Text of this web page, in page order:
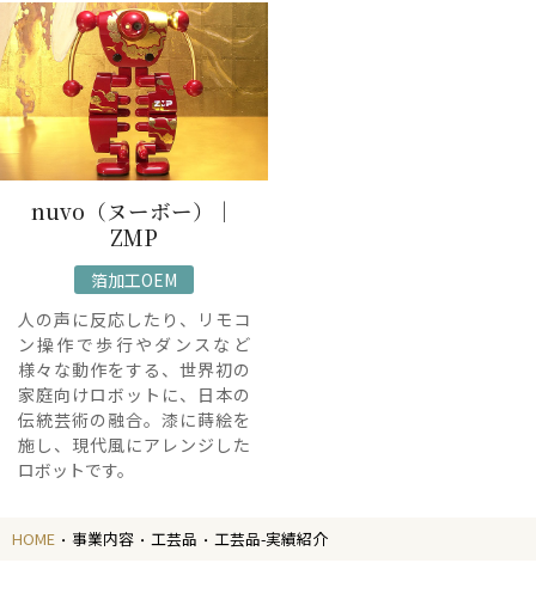
nuvo（ヌーボー）｜
ZMP
箔加工OEM
人の声に反応したり、リモコ
ン操作で歩行やダンスなど
様々な動作をする、世界初の
家庭向けロボットに、日本の
伝統芸術の融合。漆に蒔絵を
施し、現代風にアレンジした
ロボットです。
HOME 事業内容 工芸品 工芸品-実績紹介